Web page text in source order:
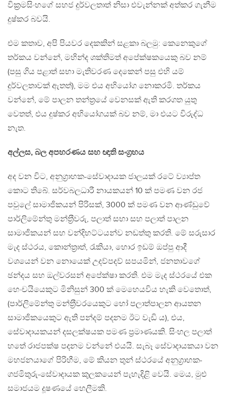
වික‍්‍රමසිංහගේ සහජ දුර්වලතාත් නිසා එවැන්නක් අත්කර ගැනීම
දුෂ්කර බවයි.
එම කතාව, අපි පියවර දෙකකින් සළකා බලමු: කෙනෙකුගේ
තර්කය වන්නේ, මහින්ද ශක්තිමත් අපේක්ෂකයෙකු බව නම්
(පසු ගිය පළාත් සභා මැතිවරණ දෙකෙන් පසු එහි යම්
දුර්වලතාවක් ඇතත්), මම එය අභියෝග නොකරමි. තර්කය
වන්නේ, මේ පාලන තන්ත‍්‍රයේ වෙනසක් ඇති කරගත යුතු
වෙතත්, එය දුෂ්කර අභියෝගයක් බව නම්, මා එයට විරුද්ධ
නැත.
අල්ලස, බල අපහරණය සහ ඥාති සංග‍්‍රහය
අද වන විට, අනුග‍්‍රාහක-සේවාදායක ජාලයක් රටේ ව්‍යාප්ත
කොට තිබේ. සර්වබලධාරී නායකයන් 10 ක් පමණ වන රජ
පවුලේ සාමාජිකයන් පිරිසක්, 3000 ක් පමණ වන ආණ්ඩුවේ
පාර්ලිමේන්තු මන්ත‍්‍රීවරු, පලාත් සභා සහ පලාත් පාලන
සාමාජිකයන් සහ වන්දිභට්ටයන්ව නඩත්තු කරති. මේ සරුසාර
මැද ස්ථරය, කොන්ත‍්‍රාත්, රැකියා, හොර ඉඩම් ඔප්පු ආදී
වශයෙන් වන නොයෙක් උදව්පදව් සපයමින්, ජනතාවගේ
ඡන්දය සහ ඔල්වරසන් අපේක්ෂා කරති. එම මැද ස්ථරයේ එක
හෙංචයියෙකුට මිනිසුන් 300 ක් මෙහෙයවිය හැකි වෙතොත්,
(පාර්ලිමේන්තු මන්ත‍්‍රීවරයෙකුට හෝ පලාත්පාලන ආයතන
සාමාජිකයෙකුට ඇති පන්දම් පදනම ඊට වැඩි ය), එය,
සේවාදායකයන් දසලක්ෂයක පමණ ප‍්‍රමාණයකි. සිංහල පලාත්
හතේ රාජපක්ෂ පදනම වන්නේ එයයි. සැබෑ සේවාදායකයා වන
මහජනයාගේ පිරිහීම, මේ කියන තුන් ස්ථරයේ අනුග‍්‍රාහක-
ගජමිතුරු-සේවාදායක කුලකයෙන් පැහැදිළි වෙයි. මෙය, මුළු
සමාජයම දූෂණයේ හෙලීමකි.